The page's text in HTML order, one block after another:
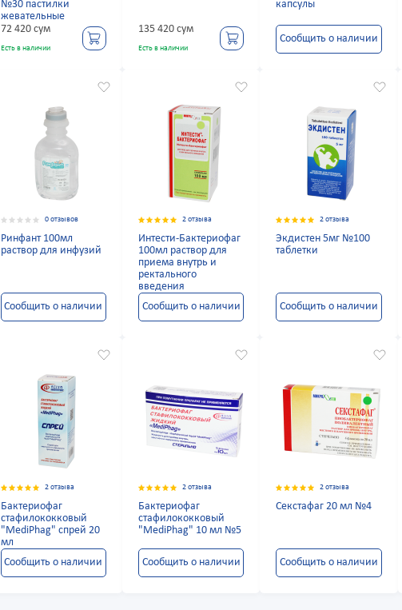
№30 пастилки
жевательные
72 420 сум
Есть в наличии
135 420 сум
Есть в наличии
капсулы
Сообщить о наличии
0 отзывов
Ринфант 100мл
раствор для инфузий
Сообщить о наличии
2 отзыва
Интести-Бактериофаг
100мл раствор для
приема внутрь и
ректального
введения
Сообщить о наличии
2 отзыва
Экдистен 5мг №100
таблетки
Сообщить о наличии
2 отзыва
Бактериофаг
стафилококковый
"MediPhag" спрей 20
мл
Сообщить о наличии
2 отзыва
Бактериофаг
стафилококковый
"MediPhag" 10 мл №5
Сообщить о наличии
2 отзыва
Секстафаг 20 мл №4
Сообщить о наличии